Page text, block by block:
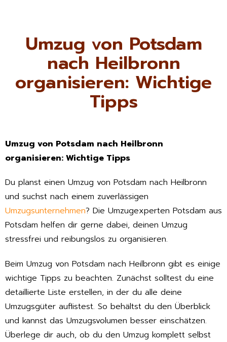
Umzug von Potsdam
nach Heilbronn
organisieren: Wichtige
Tipps
Umzug von Potsdam nach Heilbronn
organisieren: Wichtige Tipps
Du planst einen Umzug von Potsdam nach Heilbronn
und suchst nach einem zuverlässigen
Umzugsunternehmen? Die Umzugexperten Potsdam aus
Potsdam helfen dir gerne dabei, deinen Umzug
stressfrei und reibungslos zu organisieren.
Beim Umzug von Potsdam nach Heilbronn gibt es einige
wichtige Tipps zu beachten. Zunächst solltest du eine
detaillierte Liste erstellen, in der du alle deine
Umzugsgüter auflistest. So behältst du den Überblick
und kannst das Umzugsvolumen besser einschätzen.
Überlege dir auch, ob du den Umzug komplett selbst